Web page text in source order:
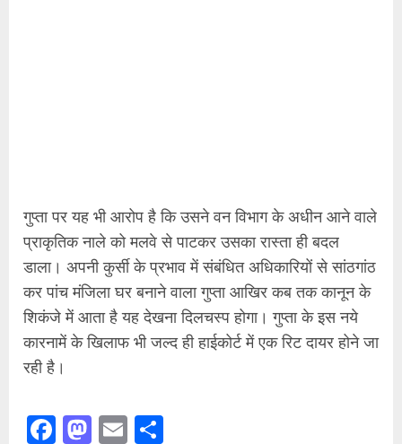
गुप्ता पर यह भी आरोप है कि उसने वन विभाग के अधीन आने वाले
प्राकृतिक नाले को मलवे से पाटकर उसका रास्ता ही बदल
डाला। अपनी कुर्सी के प्रभाव में संबंधित अधिकारियों से सांठगांठ
कर पांच मंजिला घर बनाने वाला गुप्ता आखिर कब तक कानून के
शिकंजे में आता है यह देखना दिलचस्प होगा। गुप्ता के इस नये
कारनामें के खिलाफ भी जल्द ही हाईकोर्ट में एक रिट दायर होने जा
रही है।
Facebook
Mastodon
Email